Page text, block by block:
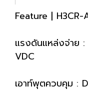
Feature |
แรงดันแหล่งจ่าย
VDC
เอาท์พุตควบคุม :